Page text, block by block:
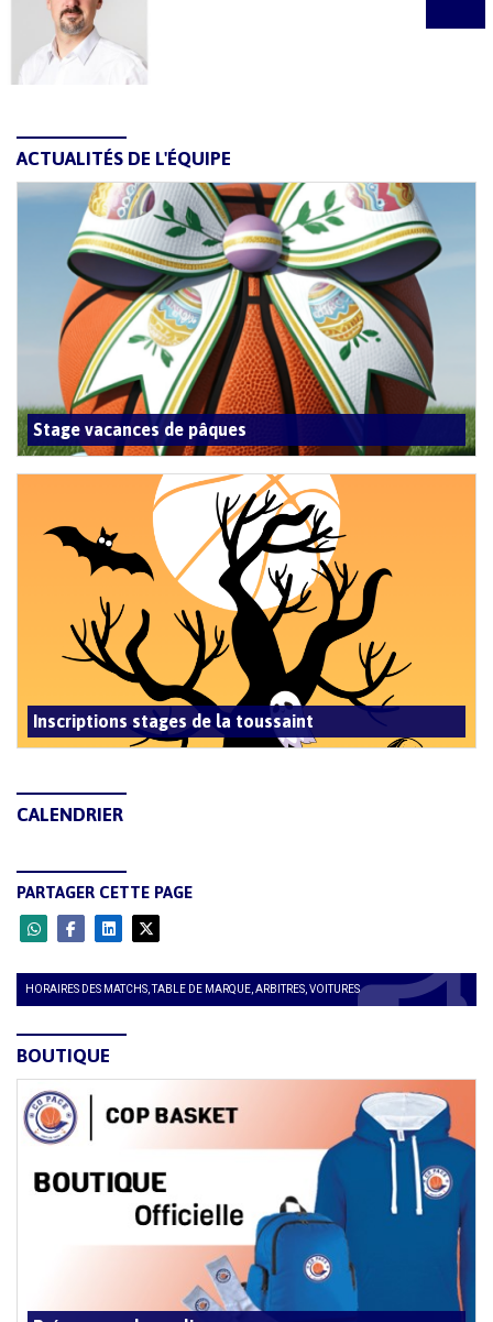
ACTUALITÉS DE L'ÉQUIPE
Stage vacances de pâques
Inscriptions stages de la toussaint
CALENDRIER
PARTAGER CETTE PAGE
HORAIRES DES MATCHS, TABLE DE MARQUE, ARBITRES, VOITURES
BOUTIQUE